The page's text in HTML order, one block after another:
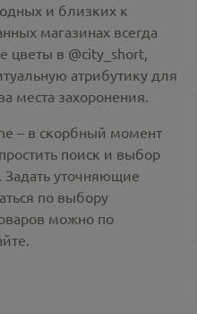
и близких к
магазинах всегда
цветы в @city_short,
атрибутику для
места захоронения.
– в скорбный момент
поиск и выбор
Задать уточняющие
по выбору
можно по